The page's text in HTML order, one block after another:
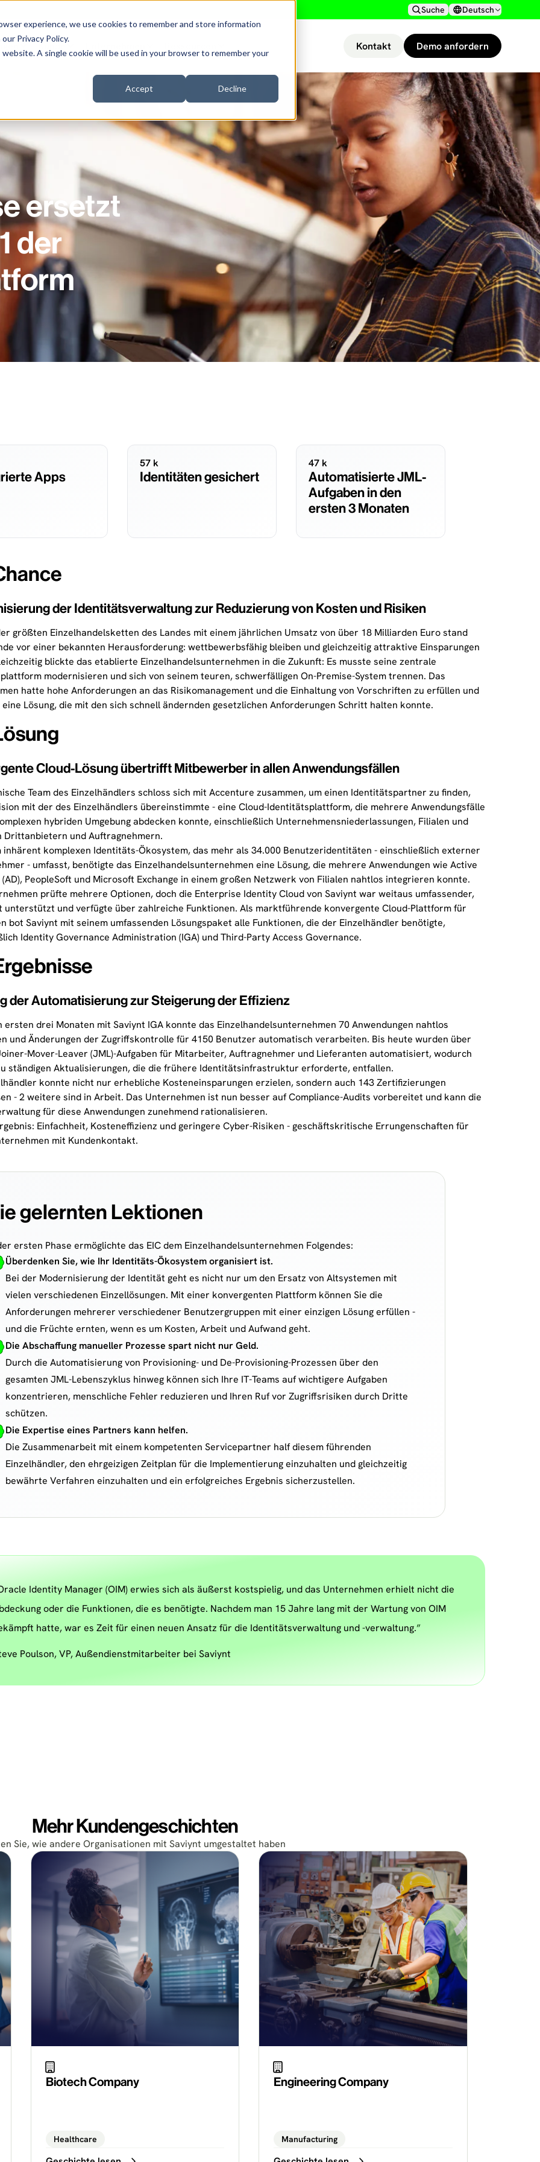
experience, we use cookies to remember and store information
our Privacy Policy.
A single cookie will be used in your browser to remember your
Accept Decline
Suche Deutsch
Kunde Kontakt Demo anfordern
ersetzt
der
Apps
57 k
Identitäten gesichert
47 k
Automatisierte JML-
Aufgaben in den
ersten 3 Monaten
der Identitätsverwaltung zur Reduzierung von Kosten und Risiken
größten Einzelhandelsketten des Landes mit einem jährlichen Umsatz von über 18 Milliarden Euro stand
vor einer bekannten Herausforderung: wettbewerbsfähig bleiben und gleichzeitig attraktive Einsparungen
blickte das etablierte Einzelhandelsunternehmen in die Zukunft: Es musste seine zentrale
modernisieren und sich von seinem teuren, schwerfälligen On-Premise-System trennen. Das
hatte hohe Anforderungen an das Risikomanagement und die Einhaltung von Vorschriften zu erfüllen und
Lösung, die mit den sich schnell ändernden gesetzlichen Anforderungen Schritt halten konnte.
Cloud-Lösung übertrifft Mitbewerber in allen Anwendungsfällen
Team des Einzelhändlers schloss sich mit Accenture zusammen, um einen Identitätspartner zu finden,
mit der des Einzelhändlers übereinstimmte - eine Cloud-Identitätsplattform, die mehrere Anwendungsfälle
hybriden Umgebung abdecken konnte, einschließlich Unternehmensniederlassungen, Filialen und
Drittanbietern und Auftragnehmern.
inhärent komplexen Identitäts-Ökosystem, das mehr als 34.000 Benutzeridentitäten - einschließlich externer
- umfasst, benötigte das Einzelhandelsunternehmen eine Lösung, die mehrere Anwendungen wie Active
PeopleSoft und Microsoft Exchange in einem großen Netzwerk von Filialen nahtlos integrieren konnte.
prüfte mehrere Optionen, doch die Enterprise Identity Cloud von Saviynt war weitaus umfassender,
unterstützt und verfügte über zahlreiche Funktionen. Als marktführende konvergente Cloud-Plattform für
bot Saviynt mit seinem umfassenden Lösungspaket alle Funktionen, die der Einzelhändler benötigte,
Identity Governance Administration (IGA) und Third-Party Access Governance.
der Automatisierung zur Steigerung der Effizienz
ersten drei Monaten mit Saviynt IGA konnte das Einzelhandelsunternehmen 70 Anwendungen nahtlos
und Änderungen der Zugriffskontrolle für 4150 Benutzer automatisch verarbeiten. Bis heute wurden über
Mover-Leaver (JML)-Aufgaben für Mitarbeiter, Auftragnehmer und Lieferanten automatisiert, wodurch
ständigen Aktualisierungen, die die frühere Identitätsinfrastruktur erforderte, entfallen.
konnte nicht nur erhebliche Kosteneinsparungen erzielen, sondern auch 143 Zertifizierungen
- 2 weitere sind in Arbeit. Das Unternehmen ist nun besser auf Compliance-Audits vorbereitet und kann die
für diese Anwendungen zunehmend rationalisieren.
Einfachheit, Kosteneffizienz und geringere Cyber-Risiken - geschäftskritische Errungenschaften für
mit Kundenkontakt.
gelernten Lektionen
ersten Phase ermöglichte das EIC dem Einzelhandelsunternehmen Folgendes:
Überdenken Sie, wie Ihr Identitäts-Ökosystem organisiert ist.
Bei der Modernisierung der Identität geht es nicht nur um den Ersatz von Altsystemen mit
vielen verschiedenen Einzellösungen. Mit einer konvergenten Plattform können Sie die
Anforderungen mehrerer verschiedener Benutzergruppen mit einer einzigen Lösung erfüllen -
und die Früchte ernten, wenn es um Kosten, Arbeit und Aufwand geht.
Die Abschaffung manueller Prozesse spart nicht nur Geld.
Durch die Automatisierung von Provisioning- und De-Provisioning-Prozessen über den
gesamten JML-Lebenszyklus hinweg können sich Ihre IT-Teams auf wichtigere Aufgaben
konzentrieren, menschliche Fehler reduzieren und Ihren Ruf vor Zugriffsrisiken durch Dritte
schützen.
Die Expertise eines Partners kann helfen.
Die Zusammenarbeit mit einem kompetenten Servicepartner half diesem führenden
Einzelhändler, den ehrgeizigen Zeitplan für die Implementierung einzuhalten und gleichzeitig
bewährte Verfahren einzuhalten und ein erfolgreiches Ergebnis sicherzustellen.
Identity Manager (OIM) erwies sich als äußerst kostspielig, und das Unternehmen erhielt nicht die
oder die Funktionen, die es benötigte. Nachdem man 15 Jahre lang mit der Wartung von OIM
hatte, war es Zeit für einen neuen Ansatz für die Identitätsverwaltung und -verwaltung.
Poulson, VP, Außendienstmitarbeiter bei Saviynt
Mehr Kundengeschichten
Sie, wie andere Organisationen mit Saviynt umgestaltet haben
Biotech Company
Healthcare
Engineering Company
Manufacturing